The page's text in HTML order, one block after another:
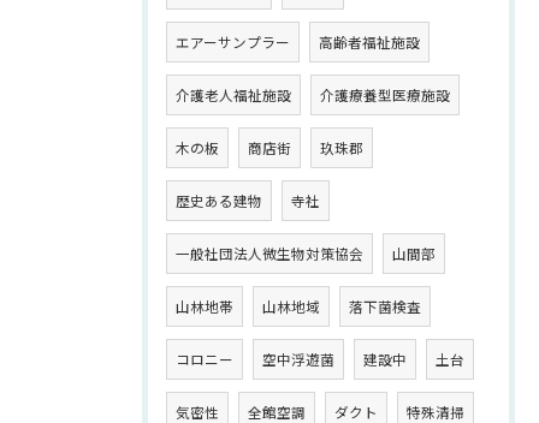
エアーサンプラー 高齢者福祉施設
介護老人福祉施設 介護療養型医療施設
木の板 商店街 玖珠郡
歴史ある建物 寺社
一般社団法人微生物対策協会 山間部
山林地帯 山林地域 落下菌検査
コロニー 空中浮遊菌 建設中 土台
気密性 全館空調 ダクト 特殊清掃